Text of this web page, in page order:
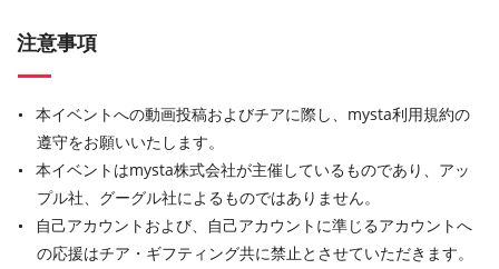
注意事項
本イベントへの動画投稿およびチアに際し、mysta利用規約の
遵守をお願いいたします。
本イベントはmysta株式会社が主催しているものであり、アッ
プル社、グーグル社によるものではありません。
自己アカウントおよび、自己アカウントに準じるアカウントへ
の応援はチア・ギフティング共に禁止とさせていただきます。